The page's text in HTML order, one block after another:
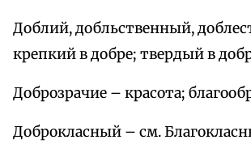
Доблий, добльственный,
крепкий в добре; твердый в
Доброзрачие – красота;
Доброкласный – см.